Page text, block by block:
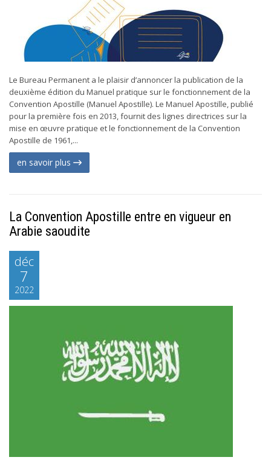
Le Bureau Permanent a le plaisir d’annoncer la publication de la
deuxième édition du Manuel pratique sur le fonctionnement de la
Convention Apostille (Manuel Apostille). Le Manuel Apostille, publié
pour la première fois en 2013, fournit des lignes directrices sur la
mise en œuvre pratique et le fonctionnement de la Convention
Apostille de 1961,...
en savoir plus
La Convention Apostille entre en vigueur en
Arabie saoudite
déc
7
2022